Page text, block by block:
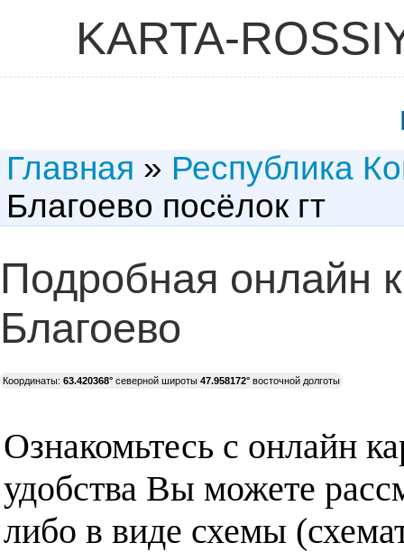
KARTA-
Главная » Республика
Благоево посёлок гт
Подробная онлайн
Благоево
Координаты: 63.420368° северной широты 47.958172° восточной долготы
Ознакомьтесь с онлайн
удобства Вы можете
либо в виде схемы